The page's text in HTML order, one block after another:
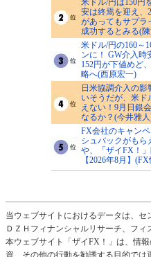
米ドル/円は150円
安は終焉を迎え、
があってもサプラ
成功するとみる(
米ドル/円の160～
ンに！ GW介入時
152円が下値めど
略へ(西原宏一)
日米協調介入の
いそうだが、米ド
えない！9月日銀
なるか？(今井雅
FX会社のキャン
シュバックがもら
や、「ザイFX！
【2026年8月】
当ウェブサイトにおけるデータは、セ
ＤＺＨフィナンシャルリサーチ、フィ
本ウェブサイト「ザイFX！」は、情
資、その他の行動を勧誘する目的で